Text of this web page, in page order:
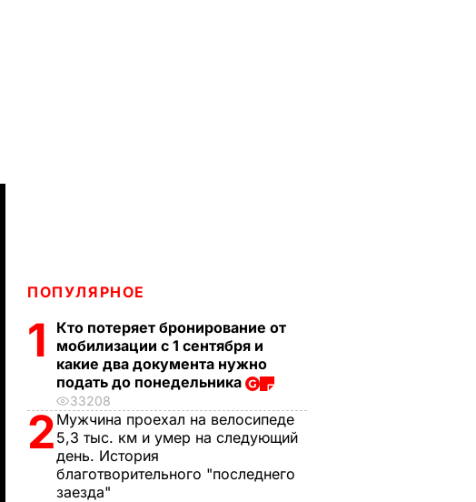
ПОПУЛЯРНОЕ
1
Кто потеряет бронирование от
мобилизации с 1 сентября и
какие два документа нужно
подать до понедельника
33208
2 Мужчина проехал на велосипеде
5,3 тыс. км и умер на следующий
день. История
благотворительного "последнего
заезда"